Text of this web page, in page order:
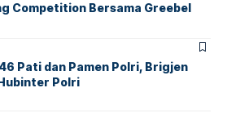
Competition Bersama Greebel
Pati dan Pamen Polri, Brigjen
Polri